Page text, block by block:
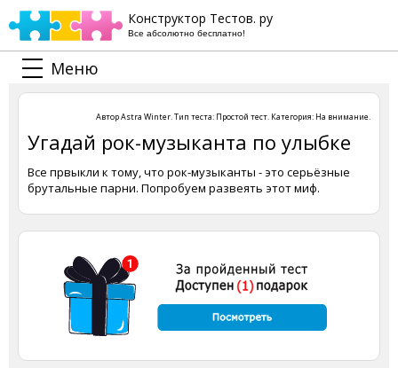
Конструктор Тестов. ру
Все абсолютно бесплатно!
Меню
АвторAstra Winter. Тип теста: Простой тест. Категория: На внимание.
Угадай рок-музыканта по улыбке
Все првыкли к тому, что рок-музыканты - это серьёзные
брутальные парни. Попробуем развеять этот миф.